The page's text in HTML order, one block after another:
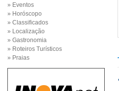
» Eventos
» Horóscopo
» Classificados
» Localização
» Gastronomia
» Roteiros Turísticos
» Praias